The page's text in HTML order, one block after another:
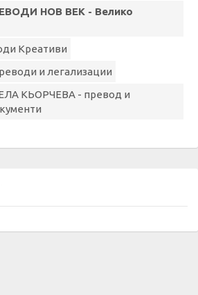
НОВ ВЕК - Велико
Креативи
и легализации
КЬОРЧЕВА - превод и